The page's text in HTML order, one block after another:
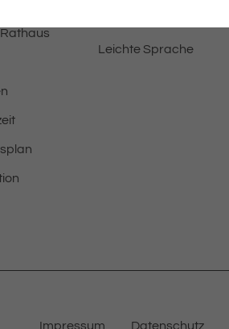
Leichte Sprache
Impressum Datenschutz